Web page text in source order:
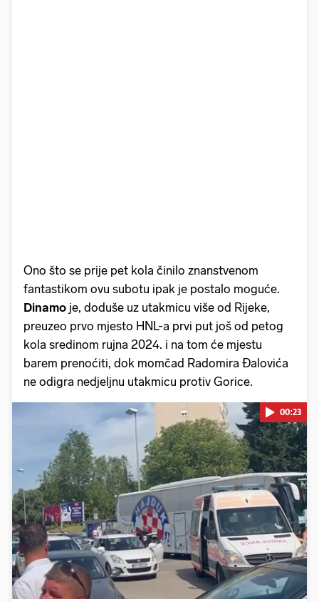
Ono što se prije pet kola činilo znanstvenom
fantastikom ovu subotu ipak je postalo moguće.
Dinamo je, doduše uz utakmicu više od Rijeke,
preuzeo prvo mjesto HNL-a prvi put još od petog
kola sredinom rujna 2024. i na tom će mjestu
barem prenoćiti, dok momčad Radomira Đalovića
ne odigra nedjeljnu utakmicu protiv Gorice.
Pokretanje videa...
00:23